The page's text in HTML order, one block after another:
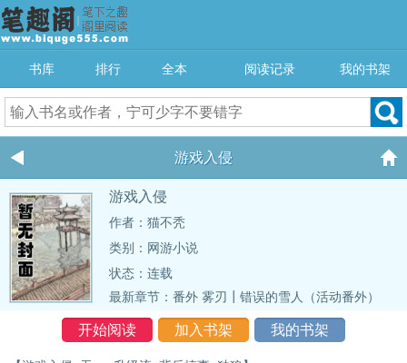
书库 排行 全本 阅读记录 我的书架
游戏入侵
游戏入侵
作者：猫不秃
类别：网游小说
状态：连载
最新章节： 番外 雾刃┃错误的雪人（活动番外）
开始阅读 加入书架 我的书架